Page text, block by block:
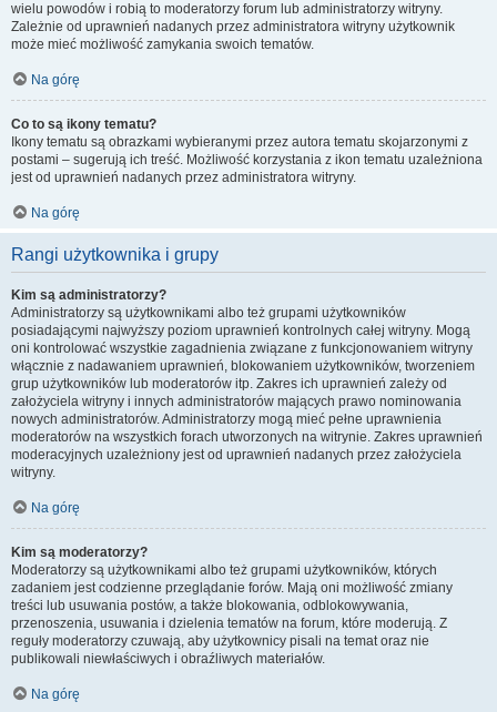
wielu powodów i robią to moderatorzy forum lub administratorzy witryny.
Zależnie od uprawnień nadanych przez administratora witryny użytkownik
może mieć możliwość zamykania swoich tematów.
Na górę
Co to są ikony tematu?
Ikony tematu są obrazkami wybieranymi przez autora tematu skojarzonymi z
postami – sugerują ich treść. Możliwość korzystania z ikon tematu uzależniona
jest od uprawnień nadanych przez administratora witryny.
Na górę
Rangi użytkownika i grupy
Kim są administratorzy?
Administratorzy są użytkownikami albo też grupami użytkowników
posiadającymi najwyższy poziom uprawnień kontrolnych całej witryny. Mogą
oni kontrolować wszystkie zagadnienia związane z funkcjonowaniem witryny
włącznie z nadawaniem uprawnień, blokowaniem użytkowników, tworzeniem
grup użytkowników lub moderatorów itp. Zakres ich uprawnień zależy od
założyciela witryny i innych administratorów mających prawo nominowania
nowych administratorów. Administratorzy mogą mieć pełne uprawnienia
moderatorów na wszystkich forach utworzonych na witrynie. Zakres uprawnień
moderacyjnych uzależniony jest od uprawnień nadanych przez założyciela
witryny.
Na górę
Kim są moderatorzy?
Moderatorzy są użytkownikami albo też grupami użytkowników, których
zadaniem jest codzienne przeglądanie forów. Mają oni możliwość zmiany
treści lub usuwania postów, a także blokowania, odblokowywania,
przenoszenia, usuwania i dzielenia tematów na forum, które moderują. Z
reguły moderatorzy czuwają, aby użytkownicy pisali na temat oraz nie
publikowali niewłaściwych i obraźliwych materiałów.
Na górę